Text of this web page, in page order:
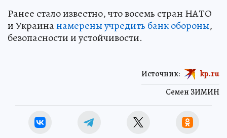
Ранее стало известно, что восемь стран НАТО
и Украинанамерены учредить банк обороны,
безопасности и устойчивости.
Семен ЗИМИН
Источник: kp.ru